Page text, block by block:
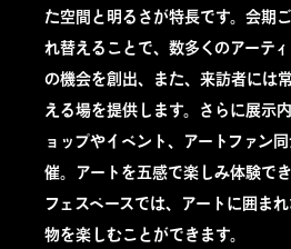
た空間と明るさが特長です。会期
れ替えることで、数多くのアーテ
の機会を創出、また、来訪者には
える場を提供します。さらに展示
ョップやイベント、アートファン
催。アートを五感で楽しみ体験で
フェスペースでは、アートに囲ま
物を楽しむことができます。